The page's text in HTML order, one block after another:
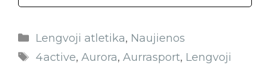
Lengvoji atletika, Naujienos
4active, Aurora, Aurrasport, Lengvoji